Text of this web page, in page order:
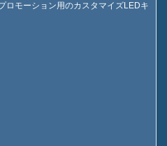
ロモーション用のカスタマイズLEDキ